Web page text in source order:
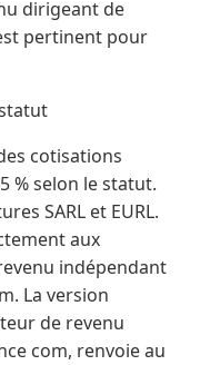
dirigeant de
pertinent pour
cotisations
% selon le statut.
SARL et EURL.
aux
indépendant
La version
de revenu
com, renvoie au